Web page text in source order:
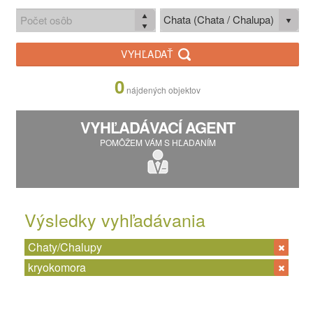
Chata (Chata / Chalupa)
VYHĽADAŤ
0 nájdených objektov
VYHĽADÁVACÍ AGENT
POMÔŽEM VÁM S HĽADANÍM
Výsledky vyhľadávania
Chaty/Chalupy
kryokomora